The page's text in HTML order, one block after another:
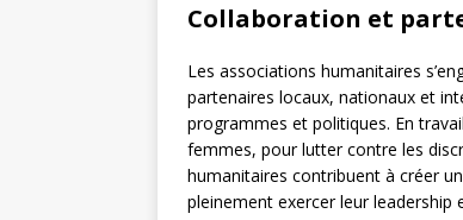
Collaboration et
Les associations humanitaires
partenaires locaux, nationaux et
programmes et politiques. En
femmes, pour lutter contre les
humanitaires contribuent à créer
pleinement exercer leur leadership